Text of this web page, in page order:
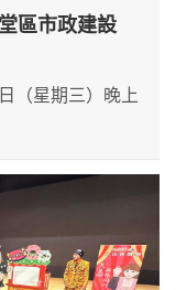
區市政建設
（星期三）晚上